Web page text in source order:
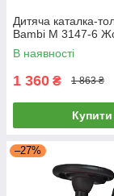
Дитяча каталка-
Bambi M 3147-6
В наявності
1 360 ₴ 1 863 ₴
Купити
–27%